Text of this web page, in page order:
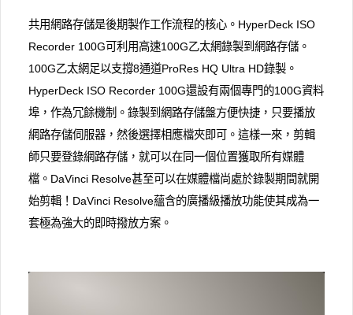
共用網路存儲是後期製作工作流程的核心。HyperDeck ISO
Recorder 100G可利用高速100G乙太網錄製到網路存儲。
100G乙太網足以支撐8通道ProRes HQ Ultra HD錄製。
HyperDeck ISO Recorder 100G還設有兩個專門的100G資料
埠，作為冗餘機制。錄製到網路存儲盤方便快捷，只要播放
網路存儲伺服器，然後選擇相應檔夾即可。這樣一來，剪輯
師只要登錄網路存儲，就可以在同一個位置獲取所有媒體
檔。DaVinci Resolve甚至可以在媒體檔尚處於錄製期間就開
始剪輯！DaVinci Resolve蘊含的廣播級播放功能使其成為一
套極為強大的即時撥放方案。